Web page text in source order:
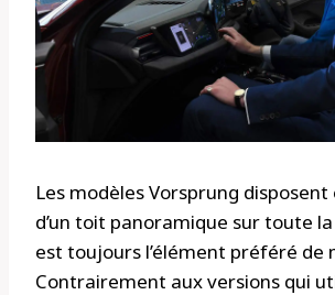
Les modèles Vorsprung
d’un toit panoramique sur toute
est toujours l’élément préféré de
Contrairement aux versions qui